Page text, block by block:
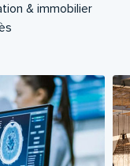
& immobilier